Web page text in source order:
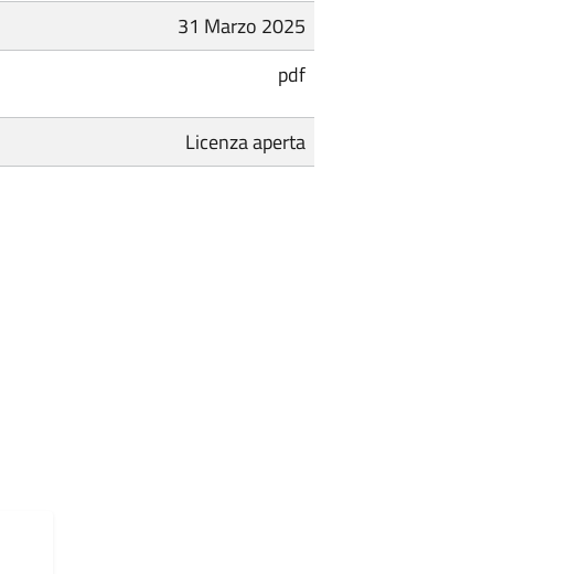
31 Marzo 2025
pdf
Licenza aperta